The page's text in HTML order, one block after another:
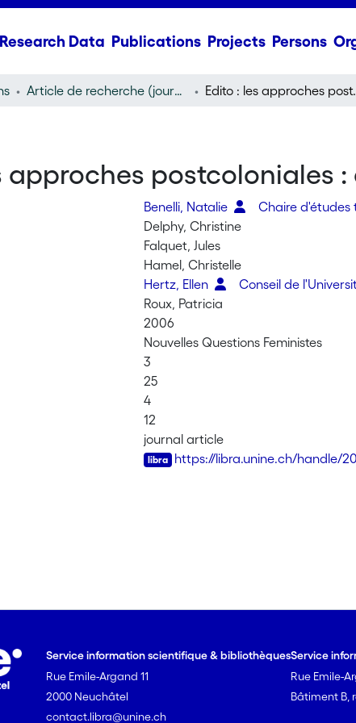
Research Data Publications Projects Persons
Article de recherche (journal article) Edito : les approches
approches postcoloniales
Benelli, Natalie
Chaire d'études
Delphy, Christine
Falquet, Jules
Hamel, Christelle
Hertz, Ellen
Conseil de
Roux, Patricia
2006
Nouvelles Questions Feministes
3
25
4
12
journal article
https://libra.unine.ch/handle/
Service information scientifique & bibliothèques
Rue Emile-Argand 11
2000 Neuchâtel
contact.libra@unine.ch
Service
Rue Emile-
Bâtiment B,